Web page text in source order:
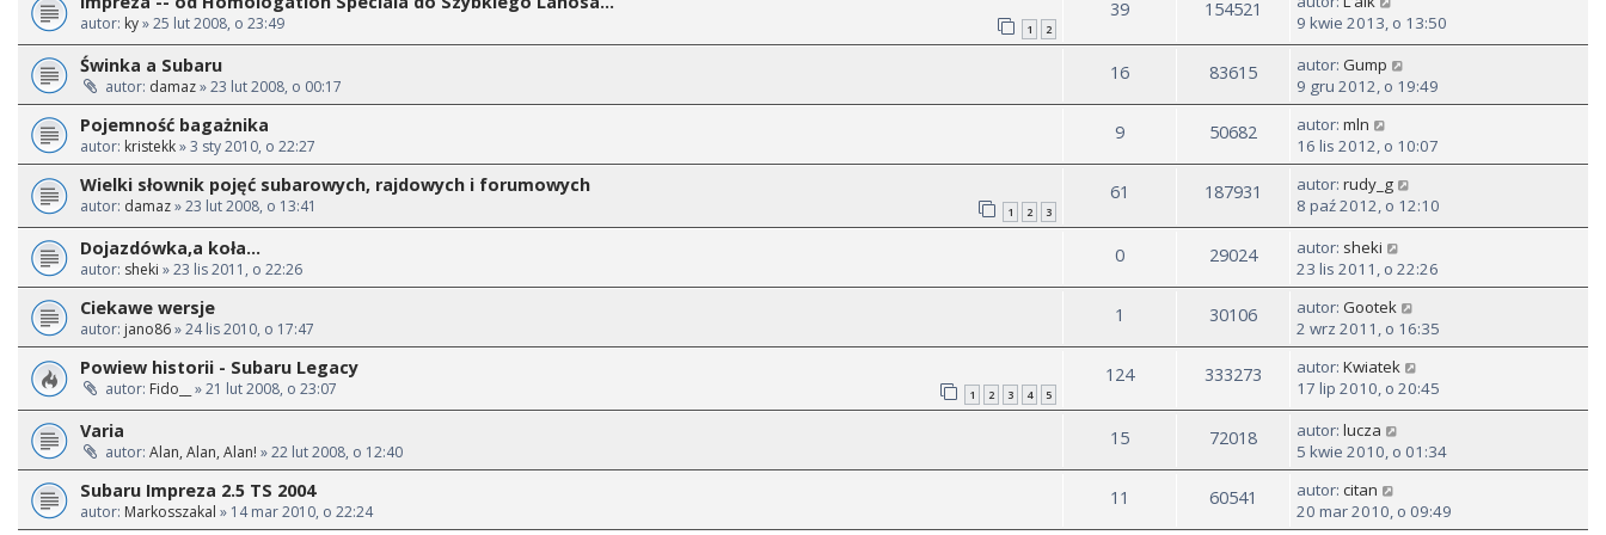
autor: ky» 25 lut 2008, o 23:49 1 2
39 154521
9 kwie 2013, o 13:50
Świnka a Subaru
autor: damaz» 23 lut 2008, o 00:17
16 83615 autor: Gump
9 gru 2012, o 19:49
Pojemność bagażnika
autor: kristekk» 3 sty 2010, o 22:27
9 50682 autor: mln
16 lis 2012, o 10:07
Wielki słownik pojęć subarowych, rajdowych i forumowych
autor: damaz» 23 lut 2008, o 13:41 1 2 3
61 187931 autor: rudy_g
8 paź 2012, o 12:10
Dojazdówka,a koła...
autor: sheki » 23 lis 2011, o 22:26
0 29024 autor: sheki
23 lis 2011, o 22:26
Ciekawe wersje
autor: jano86» 24 lis 2010, o 17:47
1 30106 autor: Gootek
2 wrz 2011, o 16:35
Powiew historii - Subaru Legacy
autor: Fido__ » 21 lut 2008, o 23:07 1 2 3 4 5
124 333273 autor: Kwiatek
17 lip 2010, o 20:45
Varia
autor: Alan, Alan, Alan! » 22 lut 2008, o 12:40
15 72018 autor: lucza
5 kwie 2010, o 01:34
Subaru Impreza 2.5 TS 2004
autor: Markosszakal » 14 mar 2010, o 22:24
11 60541 autor: citan
20 mar 2010, o 09:49